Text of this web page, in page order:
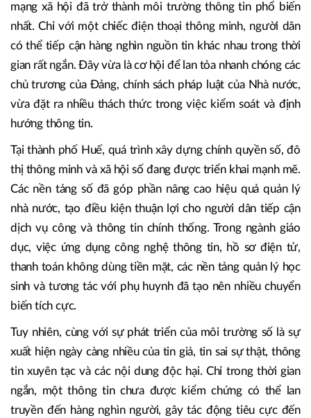
mạng xã hội đã trở thành môi trường thông tin phổ biến
nhất. Chỉ với một chiếc điện thoại thông minh, người dân
có thể tiếp cận hàng nghìn nguồn tin khác nhau trong thời
gian rất ngắn. Đây vừa là cơ hội để lan tỏa nhanh chóng các
chủ trương của Đảng, chính sách pháp luật của Nhà nước,
vừa đặt ra nhiều thách thức trong việc kiểm soát và định
hướng thông tin.
Tại thành phố Huế, quá trình xây dựng chính quyền số, đô
thị thông minh và xã hội số đang được triển khai mạnh mẽ.
Các nền tảng số đã góp phần nâng cao hiệu quả quản lý
nhà nước, tạo điều kiện thuận lợi cho người dân tiếp cận
dịch vụ công và thông tin chính thống. Trong ngành giáo
dục, việc ứng dụng công nghệ thông tin, hồ sơ điện tử,
thanh toán không dùng tiền mặt, các nền tảng quản lý học
sinh và tương tác với phụ huynh đã tạo nên nhiều chuyển
biến tích cực.
Tuy nhiên, cùng với sự phát triển của môi trường số là sự
xuất hiện ngày càng nhiều của tin giả, tin sai sự thật, thông
tin xuyên tạc và các nội dung độc hại. Chỉ trong thời gian
ngắn, một thông tin chưa được kiểm chứng có thể lan
truyền đến hàng nghìn người, gây tác động tiêu cực đến